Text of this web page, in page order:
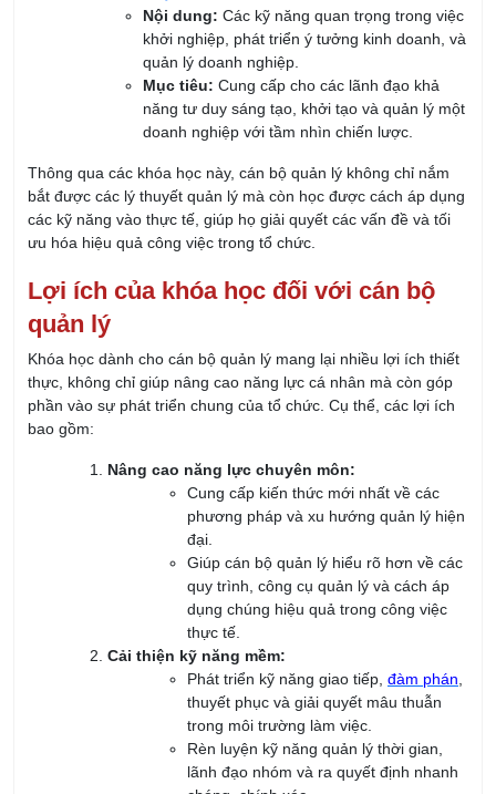
Số điện thoại:
Công ty:
LIÊN HỆ TƯ VẤN
Hồ Chí Minh - Đà Nẵng - Hà Nội